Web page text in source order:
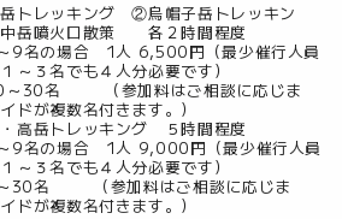
トレッキング ②烏帽子岳トレッキン
岳噴火口散策 各２時間程度
の場合 1人 6,500円（最少催行人員
～３名でも４人分必要です）
30名 （参加料はご相談に応じま
ドが複数名付きます。）
高岳トレッキング ５時間程度
の場合 1人 9,000円（最少催行人員
～３名でも４人分必要です）
名 （参加料はご相談に応じま
ドが複数名付きます。）